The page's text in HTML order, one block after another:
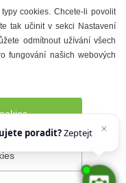
galerie
cookies. Chcete-li povolit
tak učinit v sekci Nastavení
odmítnout užívání všech
fungování našich webových
Zeptejte se našeh